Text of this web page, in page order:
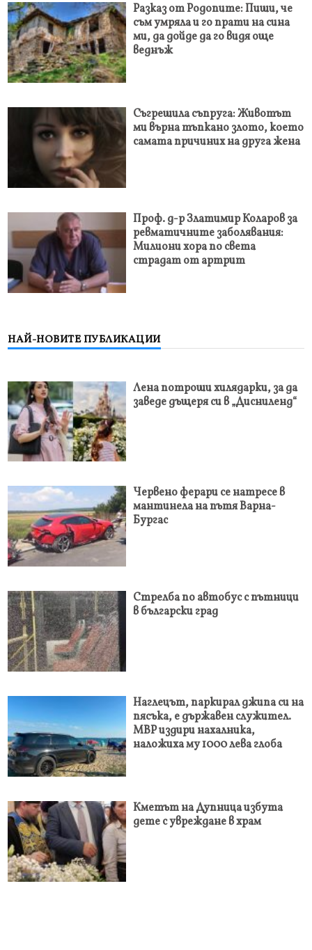
Разказ от Родопите: Пиши, че
съм умряла и го прати на сина
ми, да дойде да го видя още
веднъж
Съгрешила съпруга: Животът
ми върна тъпкано злото, което
самата причиних на друга жена
Проф. д-р Златимир Коларов за
ревматичните заболявания:
Милиони хора по света
страдат от артрит
НАЙ-НОВИТЕ ПУБЛИКАЦИИ
Лена потроши хилядарки, за да
заведе дъщеря си в „Дисниленд“
Червено ферари се натресе в
мантинела на пътя Варна-
Бургас
Стрелба по автобус с пътници
в български град
Наглецът, паркирал джипа си на
пясъка, е държавен служител.
МВР издири нахалника,
наложиха му 1000 лева глоба
Кметът на Дупница избута
дете с увреждане в храм